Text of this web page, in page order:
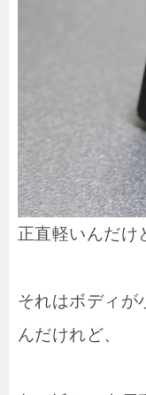
正直軽いんだけ
それはボディが
んだけれど、